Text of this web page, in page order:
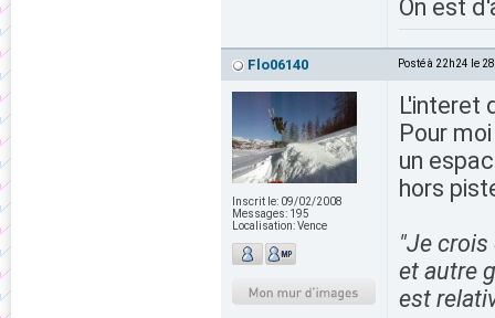
On est
Flo06140 Posté à 22h24 le
Inscrit le: 09/02/2008
Messages: 195
Localisation:Vence
L'interet
Pour
un
hors
"Je
et autre
est